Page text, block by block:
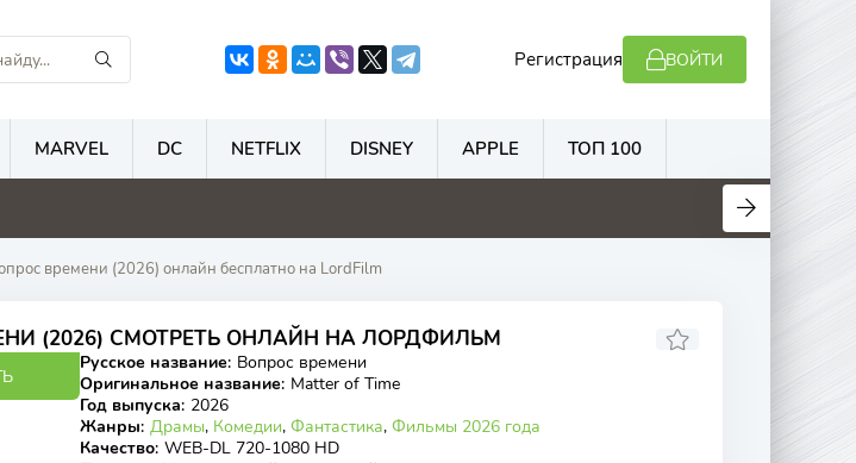
Регистрация ВОЙТИ
MARVEL DC NETFLIX DISNEY APPLE ТОП 100
времени (2026) онлайн бесплатно на LordFilm
(2026) СМОТРЕТЬ ОНЛАЙН НА ЛОРДФИЛЬМ
Русское название: Вопрос времени
Оригинальное название: Matter of Time
Год выпуска: 2026
Жанры: Драмы, Комедии, Фантастика, Фильмы 2026 года
Качество: WEB-DL 720-1080 HD